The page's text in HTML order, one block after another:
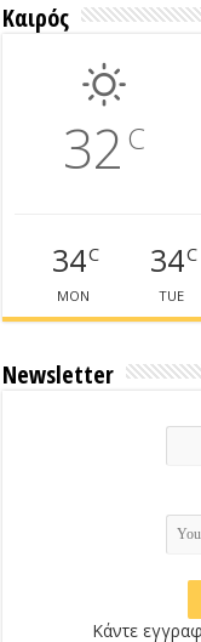
Καιρός
32 C
34C
MON
34C
TUE
Newsletter
Κάντε